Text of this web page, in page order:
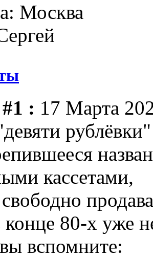
Москва
: 17 Марта
рублёвки"
кассетами,
конце 80-х уже
вспомните: